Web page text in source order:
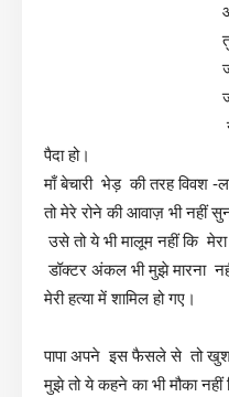
पैदा हो।
माँ बेचारी भेड़ की तरह विवश -
तो मेरे रोने की आवाज़ भी नहीं
उसे तो ये भी मालूम नहीं कि
डॉक्टर अंकल भी मुझे मारना
मेरी हत्या में शामिल हो गए।
पापा अपने इस फैसले से तो खुश
मुझे तो ये कहने का भी मौका